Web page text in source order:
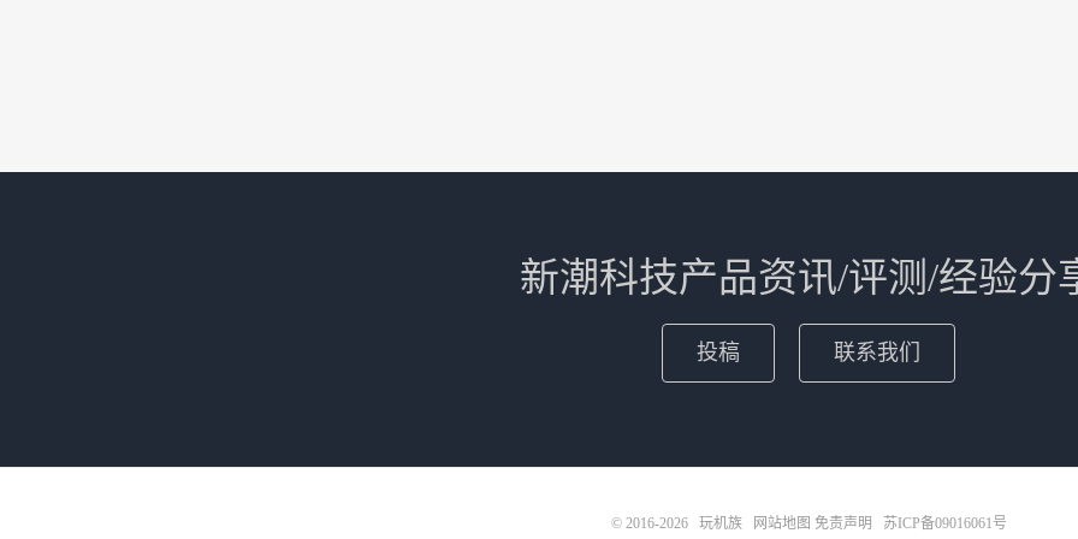
新潮科技产品资讯/评测/经验分
投稿 联系我们
© 2016-2026 玩机族 网站地图 免责声明 苏ICP备09016061号